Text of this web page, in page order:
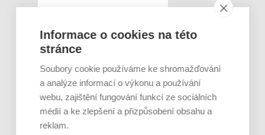
Informace o cookies na této
stránce
Soubory cookie používáme ke shromažďování
a analýze informací o výkonu a používání
webu, zajištění fungování funkcí ze sociálních
médií a ke zlepšení a přizpůsobení obsahu a
reklam.